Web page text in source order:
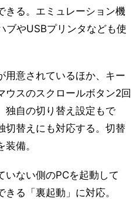
きる。エミュレーション機
ブやUSBプリンタなども使
用意されているほか、キー
ウスのスクロールボタン2回
独自の切り替え設定もで
切替えにも対応する。切替
備。
いない側のPCを起動して
る「裏起動」に対応。